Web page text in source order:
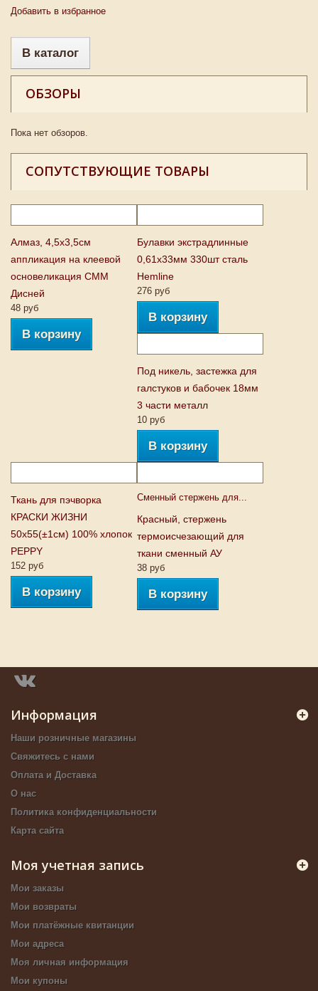
Добавить в избранное
В каталог
ОБЗОРЫ
Пока нет обзоров.
СОПУТСТВУЮЩИЕ ТОВАРЫ
Алмаз, 4,5х3,5см
аппликация на клеевой
основеликация CMM
Дисней
48 руб
В корзину
Булавки экстрадлинные
0,61х33мм 330шт сталь
Hemline
276 руб
В корзину
Под никель, застежка для
галстуков и бабочек 18мм
3 части металл
10 руб
В корзину
Ткань для пэчворка
КРАСКИ ЖИЗНИ
50х55(±1см) 100% хлопок
PEPPY
152 руб
В корзину
Сменный стержень для...
Красный, стержень
термоисчезающий для
ткани сменный АУ
38 руб
В корзину
Информация
Наши розничные магазины
Свяжитесь с нами
Оплата и Доставка
О нас
Политика конфиденциальности
Карта сайта
Моя учетная запись
Мои заказы
Мои возвраты
Мои платёжные квитанции
Мои адреса
Моя личная информация
Мои купоны